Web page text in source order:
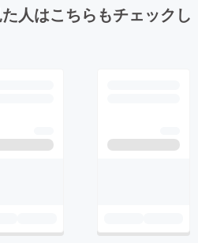
人はこちらもチェックし